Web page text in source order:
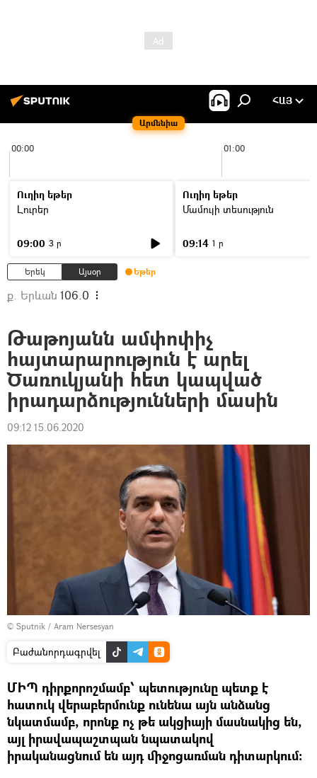
Արմենիա
ՀԱՅ
00:00 01:00
Ուղիղ եթեր
Լուրեր
09:00 3 ր
Ուղիղ եթեր
Մամուլի տեսություն
09:14 1 ր
Երեկ Այսօր Եթեր
ք. Երևան 106.0
Թաթոյանն ամփոփիչ
հայտարարություն է արել
Ծառուկյանի հետ կապված
իրադարձությունների մասին
09:12 15.06.2020
© Sputnik / Aram Nersesyan
Բաժանորդագրվել
ՄԻՊ դիրքորոշմամբ՝ պետությունը պետք է
հատուկ վերաբերմունք ունենա այն անձանց
նկատմամբ, որոնք ոչ թե ակցիայի մասնակից են,
այլ իրավապաշտպան նպատակով
իրականացնում են այդ միջոցառման դիտարկում: